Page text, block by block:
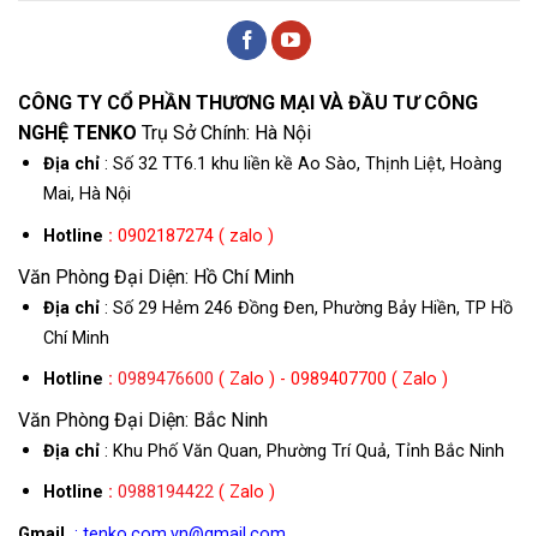
CÔNG TY CỔ PHẦN THƯƠNG MẠI VÀ ĐẦU TƯ CÔNG
NGHỆ TENKO Trụ Sở Chính: Hà Nội
Địa chỉ: Số 32 TT6.1 khu liền kề Ao Sào, Thịnh Liệt, Hoàng
Mai, Hà Nội
Hotline : 0902187274 ( zalo )
Văn Phòng Đại Diện: Hồ Chí Minh
Địa chỉ: Số 29 Hẻm 246 Đồng Đen, Phường Bảy Hiền, TP Hồ
Chí Minh
Hotline : 0989476600 ( Zalo ) - 0989407700 ( Zalo )
Văn Phòng Đại Diện: Bắc Ninh
Địa chỉ: Khu Phố Văn Quan, Phường Trí Quả, Tỉnh Bắc Ninh
Hotline : 0988194422( Zalo )